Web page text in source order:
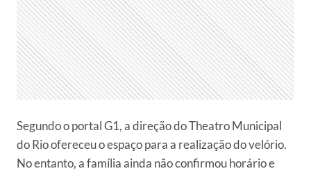
Segundo o portal G1, a direção do Theatro Municipal
do Rio ofereceu o espaço para a realização do velório.
No entanto, a família ainda não confirmou horário e